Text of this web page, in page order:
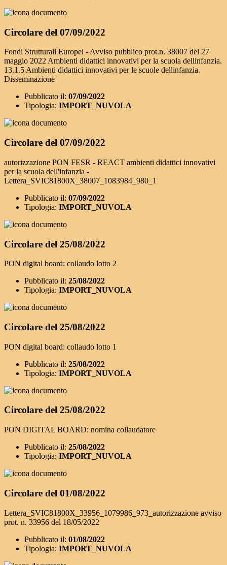
Circolare del 07/09/2022
Fondi Strutturali Europei - Avviso pubblico prot.n. 38007 del 27
maggio 2022 Ambienti didattici innovativi per la scuola dellinfanzia.
13.1.5 Ambienti didattici innovativi per le scuole dellinfanzia.
Disseminazione
Pubblicato il: 07/09/2022
Tipologia: IMPORT_NUVOLA
Circolare del 07/09/2022
autorizzazione PON FESR - REACT ambienti didattici innovativi
per la scuola dell'infanzia -
Lettera_SVIC81800X_38007_1083984_980_1
Pubblicato il: 07/09/2022
Tipologia: IMPORT_NUVOLA
Circolare del 25/08/2022
PON digital board: collaudo lotto 2
Pubblicato il: 25/08/2022
Tipologia: IMPORT_NUVOLA
Circolare del 25/08/2022
PON digital board: collaudo lotto 1
Pubblicato il: 25/08/2022
Tipologia: IMPORT_NUVOLA
Circolare del 25/08/2022
PON DIGITAL BOARD: nomina collaudatore
Pubblicato il: 25/08/2022
Tipologia: IMPORT_NUVOLA
Circolare del 01/08/2022
Lettera_SVIC81800X_33956_1079986_973_autorizzazione avviso
prot. n. 33956 del 18/05/2022
Pubblicato il: 01/08/2022
Tipologia: IMPORT_NUVOLA